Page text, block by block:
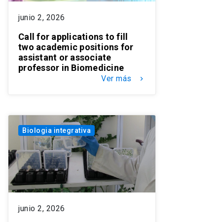
junio 2, 2026
Call for applications to fill
two academic positions for
assistant or associate
professor in Biomedicine
Ver más keyboard_arrow_right
Biologia integrativa
junio 2, 2026